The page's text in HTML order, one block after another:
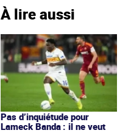
À lire aussi
Pas d’inquiétude pour
Lameck Banda : il ne veut